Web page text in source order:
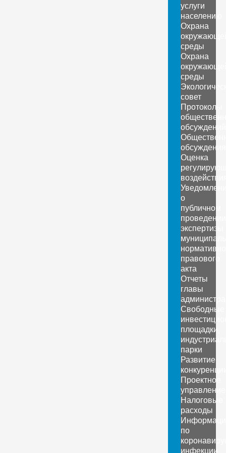
услуги
населению
Охрана
среды
Охрана
среды
совет
Протоколы
обсуждений
обсуждения
Оценка
о
публичном
проведении
экспертизы
правового
акта
Отчеты
главы
Свободные
площадки,
парки
Развитие
Проектное
управление
Налоговые
расходы
по
инфекции